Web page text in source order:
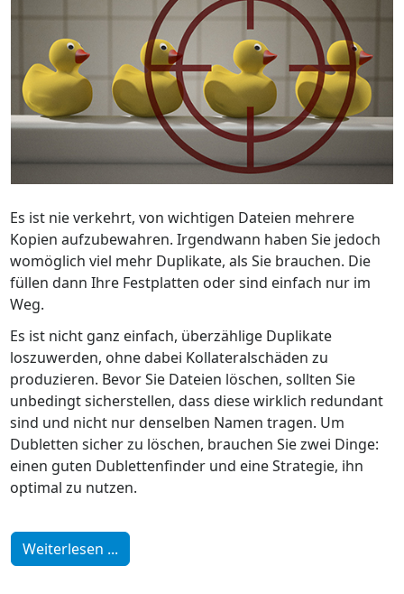
Es ist nie verkehrt, von wichtigen Dateien mehrere
Kopien aufzubewahren. Irgendwann haben Sie jedoch
womöglich viel mehr Duplikate, als Sie brauchen. Die
füllen dann Ihre Festplatten oder sind einfach nur im
Weg.
Es ist nicht ganz einfach, überzählige Duplikate
loszuwerden, ohne dabei Kollateralschäden zu
produzieren. Bevor Sie Dateien löschen, sollten Sie
unbedingt sicherstellen, dass diese wirklich redundant
sind und nicht nur denselben Namen tragen. Um
Dubletten sicher zu löschen, brauchen Sie zwei Dinge:
einen guten Dublettenfinder und eine Strategie, ihn
optimal zu nutzen.
Weiterlesen ...